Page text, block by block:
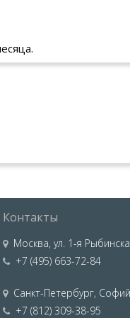
Контакты
Москва,ул. 1-я
+7 (495) 663-72-84
Санкт-Петербург,
+7 (812) 309-38-95